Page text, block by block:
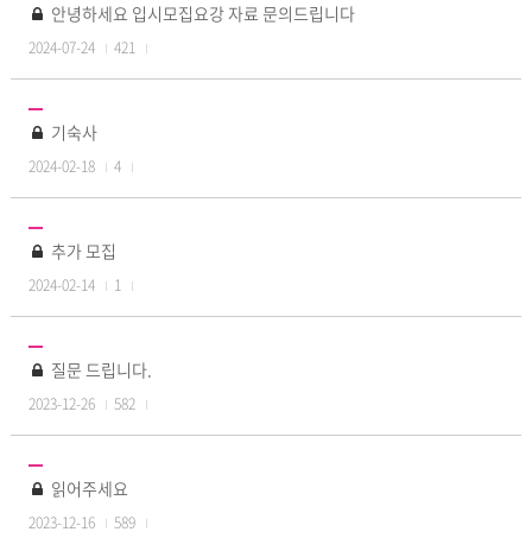
안녕하세요 입시모집요강 자료 문의드립니다
2024-07-24 421
기숙사
2024-02-18 4
추가 모집
2024-02-14 1
질문 드립니다.
2023-12-26 582
읽어주세요
2023-12-16 589